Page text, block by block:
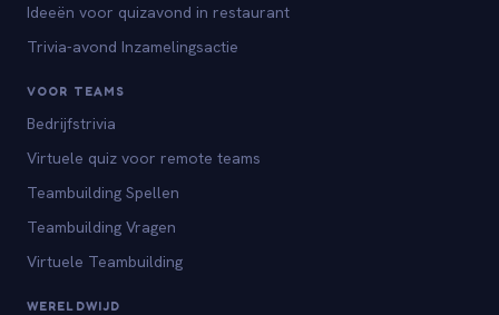
Ideeën voor quizavond in restaurant
Trivia-avond Inzamelingsactie
VOOR TEAMS
Bedrijfstrivia
Virtuele quiz voor remote teams
Teambuilding Spellen
Teambuilding Vragen
Virtuele Teambuilding
WERELDWIJD